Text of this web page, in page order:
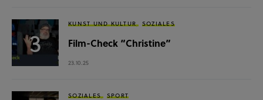
KUNST UND KULTUR SOZIALES
Film-Check “Christine”
23.10.25
SOZIALES SPORT